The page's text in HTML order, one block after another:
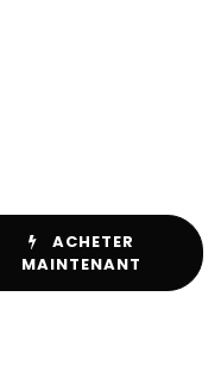
ACHETER
MAINTENANT